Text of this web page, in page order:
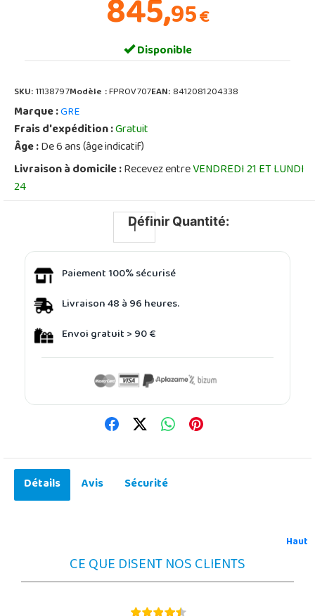
845,95€
Disponible
SKU:11138797Modèle :FPROV707EAN:8412081204338
Marque :GRE
Frais d'expédition :Gratuit
Âge :De 6 ans (âge indicatif)
Livraison à domicile :Recevez entreVENDREDI 21 ET LUNDI
24
Définir Quantité:
Paiement 100% sécurisé
Livraison 48 à 96 heures.
Envoi gratuit > 90 €
Détails Avis Sécurité
Haut
CE QUE DISENT NOS CLIENTS